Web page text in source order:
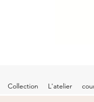
Collection L'atelier